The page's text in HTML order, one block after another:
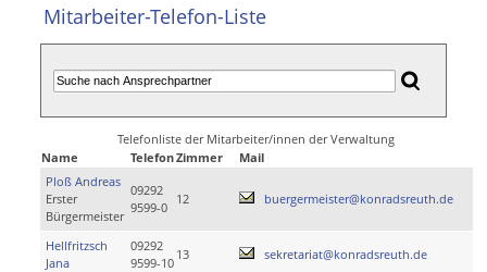
Mitarbeiter-Telefon-Liste
Telefonliste der Mitarbeiter/innen der Verwaltung
Name
TelefonZimmer
Mail
Ploß Andreas
Erster
Bürgermeister
09292
9599-0
12 buergermeister@konradsreuth.de
Hellfritzsch
Jana
09292
9599-10
13 sekretariat@konradsreuth.de